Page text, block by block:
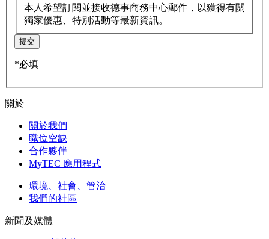
本人希望訂閱並接收德事商務中心郵件，以獲得有關
獨家優惠、特別活動等最新資訊。
提交
*必填
關於
關於我們
職位空缺
合作夥伴
MyTEC 應用程式
環境、社會、管治
我們的社區
新聞及媒體